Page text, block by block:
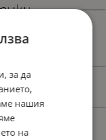
за да
нашия
на